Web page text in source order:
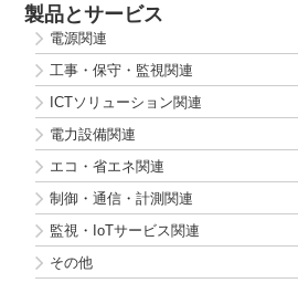
製品とサービス
電源関連
工事・保守・監視関連
ICTソリューション関連
電力設備関連
エコ・省エネ関連
制御・通信・計測関連
監視・IoTサービス関連
その他